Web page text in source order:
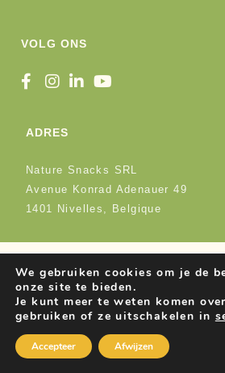
VOLG ONS
ADRES
Nature Snacks SRL
Avenue Konrad Adenauer 49
1401 Nivelles, Belgique
We gebruiken cookies om je de
onze site te bieden.
Je kunt meer te weten komen
gebruiken of ze uitschakelen in
Accepteer Afwijzen